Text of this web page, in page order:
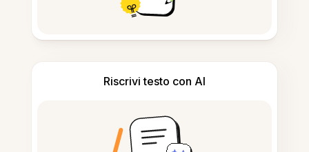
Riscrivi testo con AI